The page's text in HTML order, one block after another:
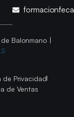
Balonmano |
de Privacidad
de Ventas